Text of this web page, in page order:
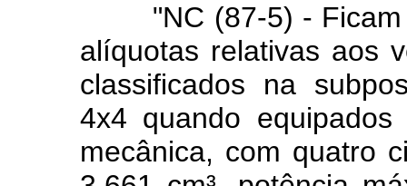
"NC (87-5) - Ficam
alíquotas relativas aos
classificados na
4x4 quando
mecânica, com quatro